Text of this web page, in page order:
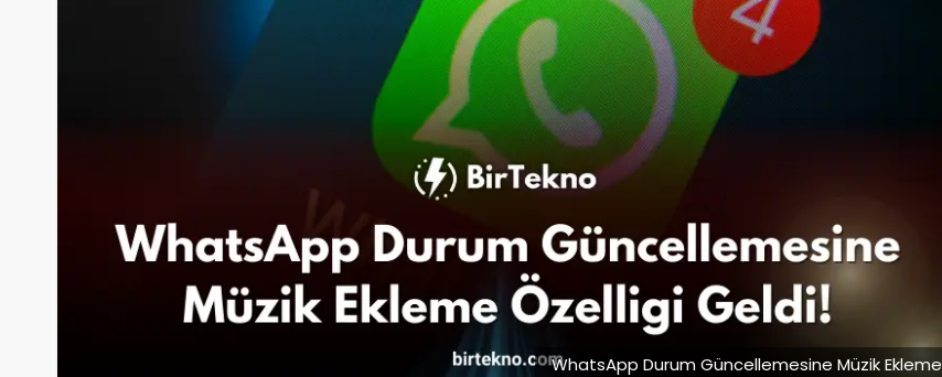
WhatsApp Durum Güncellemesine Müzik Ekleme